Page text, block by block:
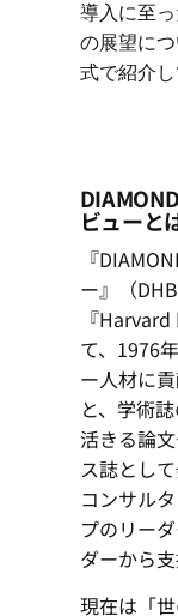
導入に至
の展望に
式で紹介し
ビューと
『
ー』（
『
て、1976
ー人材に
と、学術
活きる論
ス誌とし
コンサル
プのリー
ダーから
現在は「